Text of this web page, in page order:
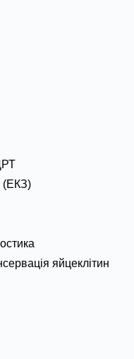
(ЕКЗ)
яйцеклітин